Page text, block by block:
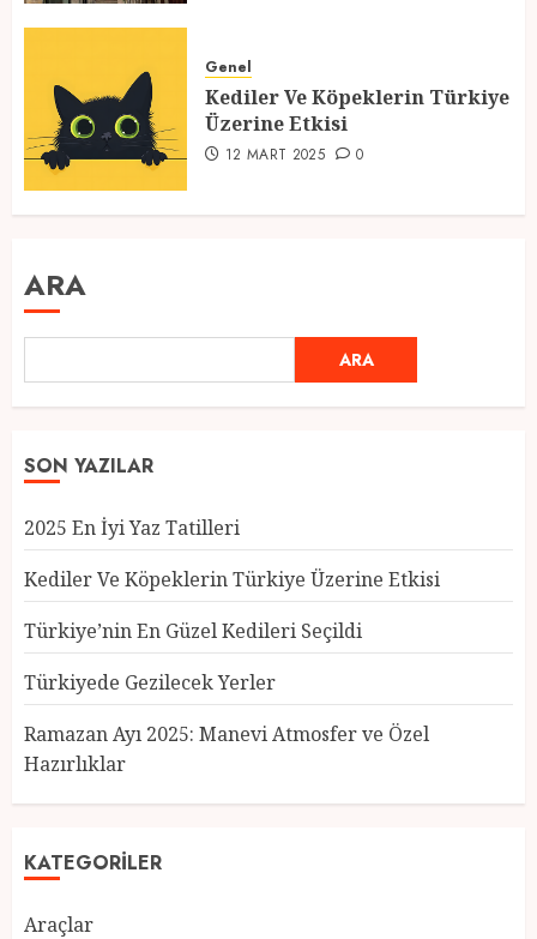
Genel
Kediler Ve Köpeklerin Türkiye
Üzerine Etkisi
12 MART 2025 0
ARA
ARA
SON YAZILAR
2025 En İyi Yaz Tatilleri
Kediler Ve Köpeklerin Türkiye Üzerine Etkisi
Türkiye’nin En Güzel Kedileri Seçildi
Türkiyede Gezilecek Yerler
Ramazan Ayı 2025: Manevi Atmosfer ve Özel
Hazırlıklar
KATEGORILER
Araçlar
Türkiye’nin En Güzel Kedileri
Seçildi
12 MART 2025